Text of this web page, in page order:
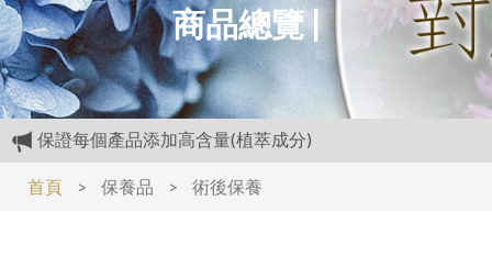
商品總覽 |
保證每個產品添加高含量(植萃成分)
購物禮:送夏日涼感劑100cc.只能噴衣服.不要噴皮膚
首頁 > 保養品 > 術後保養